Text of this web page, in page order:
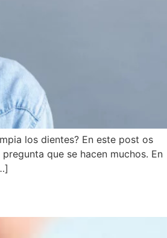
los dientes? En este post os
que se hacen muchos. En